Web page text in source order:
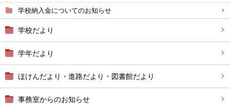
学校納入金についてのお知らせ
学校だより
学年だより
ほけんだより・進路だより・図書館だより
事務室からのお知らせ